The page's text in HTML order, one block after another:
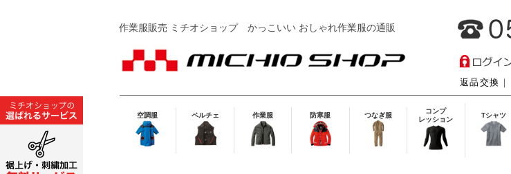
作業服販売 ミチオショップかっこいい おしゃれ作業服の通販
返品交換 ｜
空調服 ペルチェ 作業服 防寒服 つなぎ服
コンプ
レッション
Tシャツ